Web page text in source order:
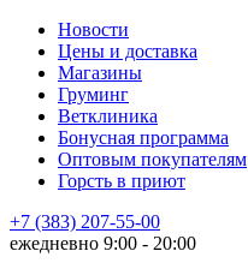
Новости
Цены и доставка
Магазины
Груминг
Ветклиника
Бонусная программа
Оптовым покупателям
Горсть в приют
+7 (383) 207-55-00
ежедневно 9:00 - 20:00